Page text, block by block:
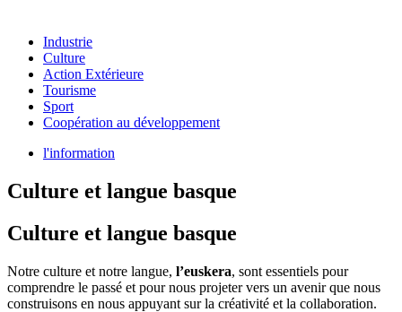
Industrie
Culture
Action Extérieure
Tourisme
Sport
Coopération au développement
l'information
Culture et langue basque
Culture et langue basque
Notre culture et notre langue, l’euskera, sont essentiels pour
comprendre le passé et pour nous projeter vers un avenir que nous
construisons en nous appuyant sur la créativité et la collaboration.